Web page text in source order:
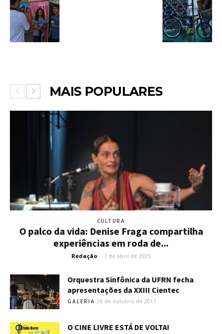
MAIS POPULARES
CULTURA
O palco da vida: Denise Fraga compartilha
experiências em roda de...
Redação - 1 de abril de 2025
Orquestra Sinfônica da UFRN fecha
apresentações da XXIII Cientec
GALERIA 26 de outubro de 2017
O CINE LIVRE ESTÁ DE VOLTA!